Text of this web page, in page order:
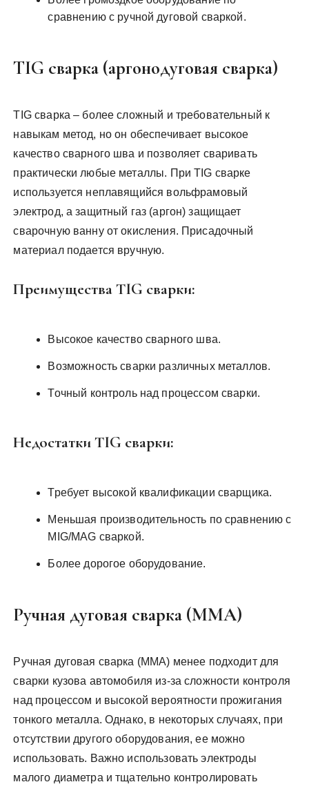
сравнению с ручной дуговой сваркой.
TIG сварка (аргонодуговая сварка)
TIG сварка – более сложный и требовательный к
навыкам метод, но он обеспечивает высокое
качество сварного шва и позволяет сваривать
практически любые металлы. При TIG сварке
используется неплавящийся вольфрамовый
электрод, а защитный газ (аргон) защищает
сварочную ванну от окисления. Присадочный
материал подается вручную.
Преимущества TIG сварки:
Высокое качество сварного шва.
Возможность сварки различных металлов.
Точный контроль над процессом сварки.
Недостатки TIG сварки:
Требует высокой квалификации сварщика.
Меньшая производительность по сравнению с
MIG/MAG сваркой.
Более дорогое оборудование.
Ручная дуговая сварка (MMA)
Ручная дуговая сварка (MMA) менее подходит для
сварки кузова автомобиля из-за сложности контроля
над процессом и высокой вероятности прожигания
тонкого металла. Однако, в некоторых случаях, при
отсутствии другого оборудования, ее можно
использовать. Важно использовать электроды
малого диаметра и тщательно контролировать